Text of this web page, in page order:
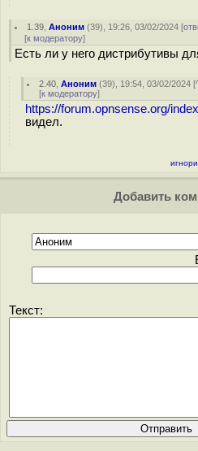
1.39 ,Аноним (39), 19:26, 03/02/2024 [
[к модератору]
Есть ли у него дистрибутивы
2.40 ,Аноним (39), 19:54, 03/02/2024 [
[к модератору]
https://forum.opnsense.org/
видел.
Добавить
Текст: